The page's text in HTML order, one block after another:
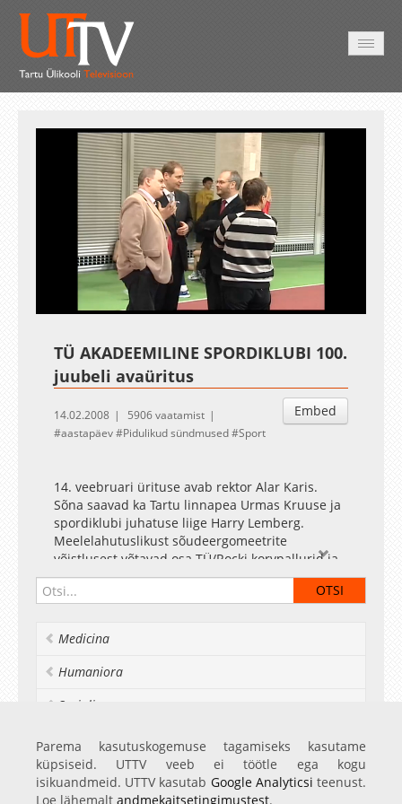
Loaded
7.02%
Esituskiirused
Auto
TÜ AKADEEMILINE SPORDIKLUBI 100.
juubeli avaüritus
Embed
14.02.2008
5906 vaatamist
aastapäev
Pidulikud sündmused Sport
14. veebruari ürituse avab rektor Alar Karis.
Sõna saavad ka Tartu linnapea Urmas Kruuse ja
spordiklubi juhatuse liige Harry Lemberg.
Meelelahutuslikust sõudeergomeetrite
võistlusest võtavad osa TÜ/Rocki korvpallurid ja
tantsutüdrukud. Spordiklubi juubeli ja
sõbrapäeva puhul on 14. veebruaril kõigile
saab nii aeroobikas (etteregistreerimisel),
jõusaalis, sõudeergomeetritel kui ka
kergejõustikuhallis. TÜ Akadeemiline Spordiklubi
üliõpilaste poolt asutatud ja TÜ valitsuse poolt
spordiseltsi Üliõpilaste Ring Sport õigusjärglane.
1921. aastal muudeti seltsi nimi Eesti
Akadeemiliseks Spordiklubiks. EASK sai kiiresti
arvestatavaks jõuks Eesti
Medicina
Humaniora
Socialia
Realia et naturalia
Ülikoolist veel
Parema kasutuskogemuse tagamiseks kasutame
küpsiseid. UTTV veeb ei töötle ega kogu
isikuandmeid. UTTV kasutab Google Analyticsi teenust.
Loe lähemalt andmekaitsetingimustest.